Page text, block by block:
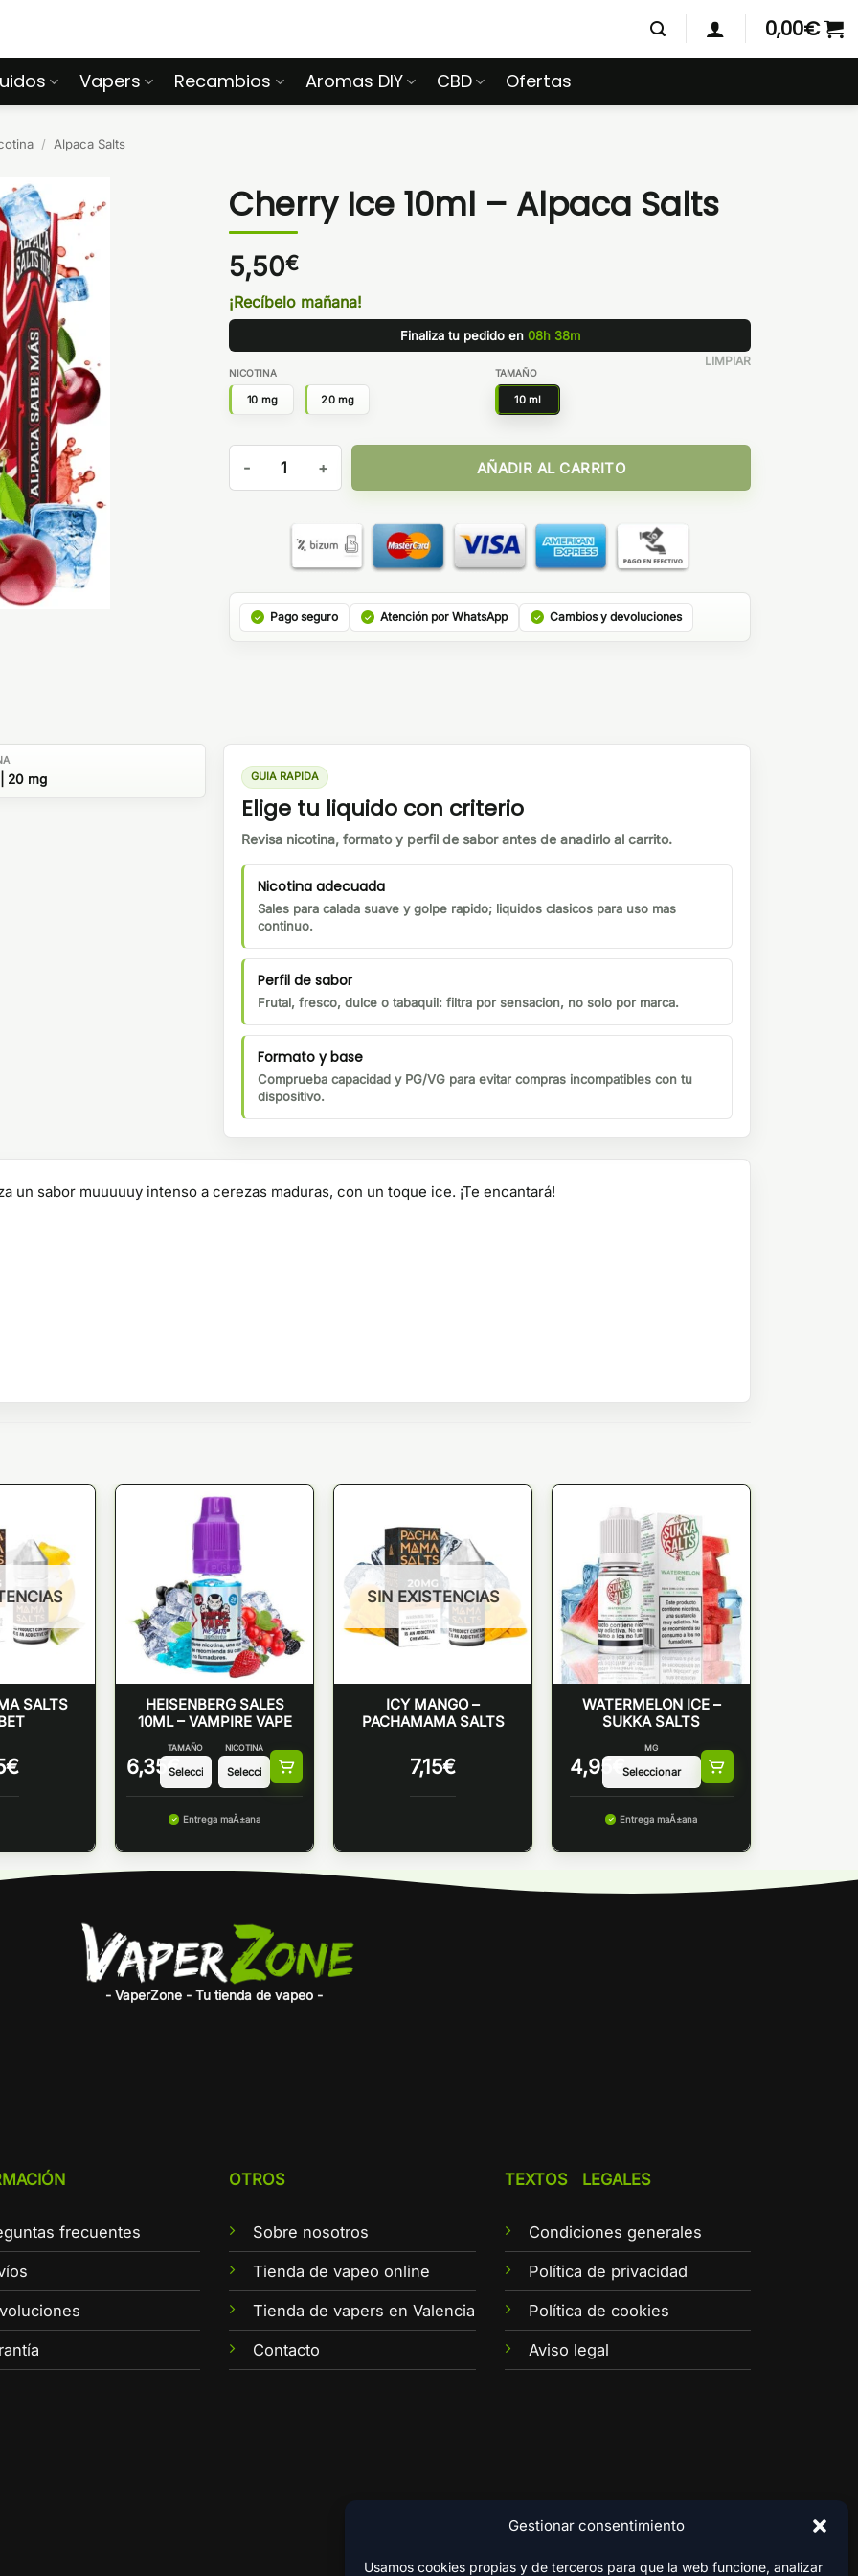
Gestionar consentimiento
Usamos cookies propias y de terceros para que la web funcione, analizar
0,00€
Vapers Recambios Aromas DIY CBD Ofertas
/ Alpaca Salts
Cherry Ice 10ml – Alpaca Salts
5,50€
¡Recíbelo mañana!
Finaliza tu pedido en 08h 38m
NICOTINA
10 mg 20 mg
TAMAÑO
10 ml
LIMPIAR
Cherry Ice 10ml - Alpaca Salts cantidad
AÑADIR AL CARRITO
Pago seguro Atención por WhatsApp Cambios y devoluciones
20 mg GUIA RAPIDA
Elige tu liquido con criterio
Revisa nicotina, formato y perfil de sabor antes de anadirlo al carrito.
Nicotina adecuada
Sales para calada suave y golpe rapido; liquidos clasicos para uso mas
continuo.
Perfil de sabor
Frutal, fresco, dulce o tabaquil: filtra por sensacion, no solo por marca.
Formato y base
Comprueba capacidad y PG/VG para evitar compras incompatibles con tu
dispositivo.
un sabor muuuuuy intenso a cerezas maduras, con un toque ice. ¡Te encantará!
SALTS
€
HEISENBERG SALES
10ML – VAMPIRE VAPE
6,35 €
TAMAÑO NICOTINA
Entrega maÃ±ana
SIN EXISTENCIAS
ICY MANGO –
PACHAMAMA SALTS
7,15€
WATERMELON ICE –
SUKKA SALTS
4,95 €
MG
Entrega maÃ±ana
- VaperZone - Tu tienda de vapeo -
frecuentes
OTROS
Sobre nosotros
Tienda de vapeo online
Tienda de vapers en Valencia
Contacto
TEXTOS LEGALES
Condiciones generales
Política de privacidad
Política de cookies
Aviso legal